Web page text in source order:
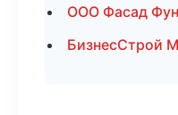
ООО Фасад
БизнесСтрой